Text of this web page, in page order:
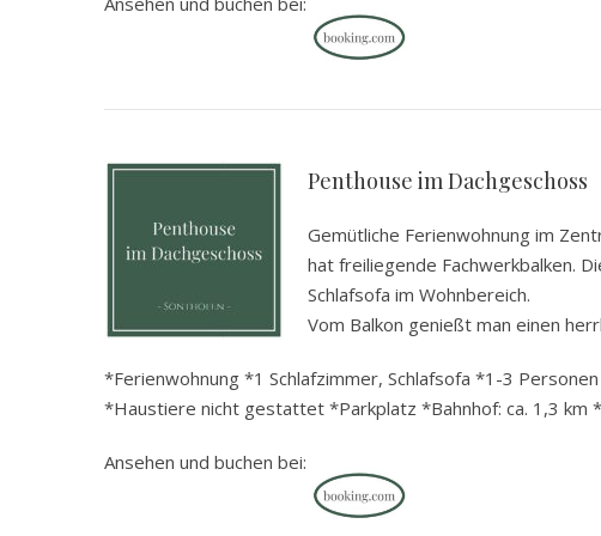
Penthouse im Dachgeschoss
Gemütliche Ferienwohnung im
hat freiliegende Fachwerkbalken.
Schlafsofa im Wohnbereich.
Vom Balkon genießt man einen
*Ferienwohnung *1 Schlafzimmer, Schlafsofa *1-3
*Haustiere nicht gestattet *Parkplatz *Bahnhof: ca. 1,3 km
Ansehen und buchen bei: